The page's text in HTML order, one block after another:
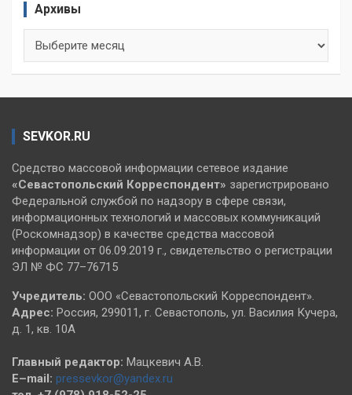
Архивы
SEVKOR.RU
Средство массовой информации сетевое издание
«Севастопольский Корреспондент» зарегистрировано
Федеральной службой по надзору в сфере связи,
информационных технологий и массовых коммуникаций
(Роскомнадзор) в качестве средства массовой
информации от 06.09.2019 г., свидетельство о регистрации
ЭЛ № ФС 77–76715
Учредитель: ООО «Севастопольский Корреспондент».
Адрес: Россия, 299011, г. Севастополь, ул. Василия Кучера,
д. 1, кв. 10А
Главный редактор: Мацкевич А.В.
E–mail: pressevkor@yandex.ru